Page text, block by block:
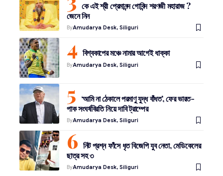
কে এই শ্রী প্রেমানন্দ গোবিন্দ শরণজী মহারাজ ?
জেনে নিন
ByAmudarya Desk, Siliguri
বিশ্বকাপের মঞ্চে নামার আগেই ধাক্কা
ByAmudarya Desk, Siliguri
‘আমি না ঠেকালে পরমাণু যুদ্ধ বাঁধত’, ফের ভারত-
পাক সংঘর্ষবিরতি নিয়ে দাবি ট্রাম্পের
ByAmudarya Desk, Siliguri
নিট প্রশ্ন ফাঁসে ধৃত বিজেপি যুব নেতা, মেডিকেলের
ছাত্র সহ ৩
ByAmudarya Desk, Siliguri